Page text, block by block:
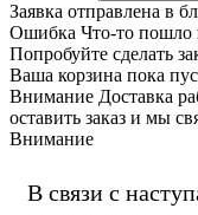
Заявка отправлена в
Ошибка Что-то пошло
Попробуйте сделать
Ваша корзина пока
Внимание Доставка
оставить заказ и мы
Внимание
В связи с